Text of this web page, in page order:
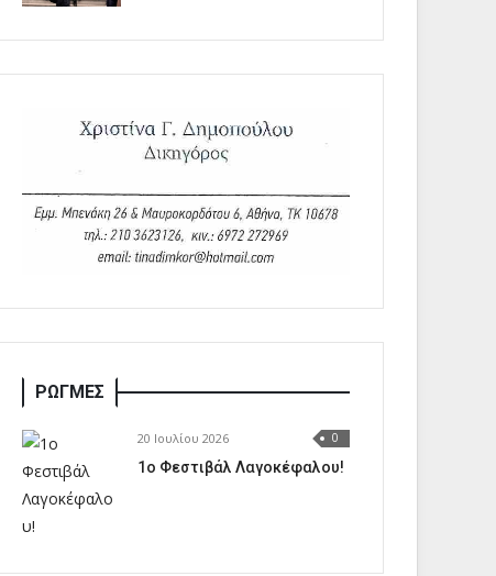
ΡΩΓΜΕΣ
20 Ιουλίου 2026 0
1o Φεστιβάλ Λαγοκέφαλου!